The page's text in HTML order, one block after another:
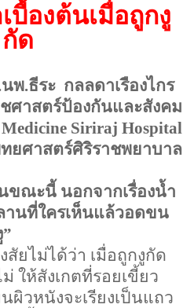
บื้องต้นเมื่อถูกงู
กัด
พ.ธีระ กลลดาเรืองไกร
ศาสตร์ป้องกันและสังคม
Medicine Siriraj Hospital
ยศาสตร์ศิริราชพยาบาล
ขณะนี้ นอกจากเรื่องน้ำ
านที่ใครเห็นแล้วอดขน
”
ยไม่ได้ว่า เมื่อถูกงูกัด
ให้สังเกตที่รอยเขี้ยว
วหนังจะเรียงเป็นแถว